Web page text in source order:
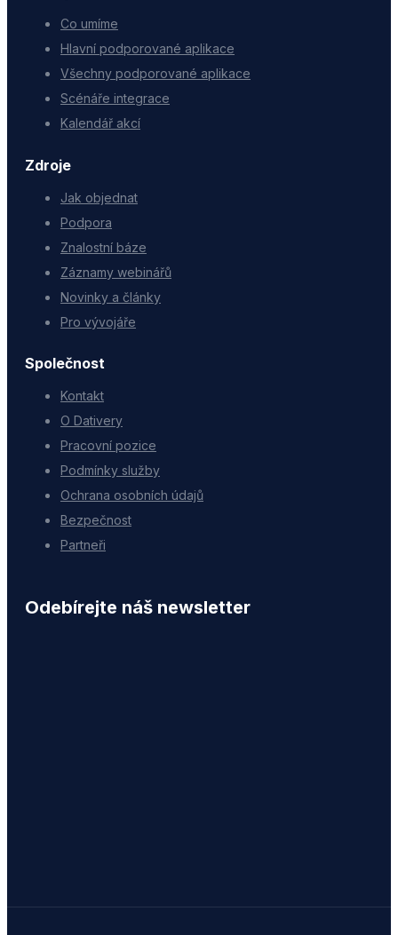
Co umíme
Hlavní podporované aplikace
Všechny podporované aplikace
Scénáře integrace
Kalendář akcí
Zdroje
Jak objednat
Podpora
Znalostní báze
Záznamy webinářů
Novinky a články
Pro vývojáře
Společnost
Kontakt
O Dativery
Pracovní pozice
Podmínky služby
Ochrana osobních údajů
Bezpečnost
Partneři
Odebírejte náš newsletter